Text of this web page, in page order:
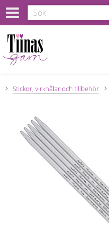
Stickor, virknålar och tillbehör